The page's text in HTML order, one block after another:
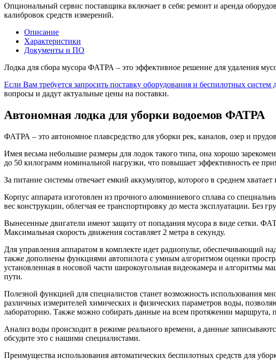
Опциональный сервис поставщика включает в себя: ремонт и аренда
калибровок средств измерений.
Описание
Характеристики
Документы и ПО
Лодка для сбора мусора ФАТРА – это эффективное решение для удаления
Если Вам требуется запросить поставку оборудования и беспилотных
вопросы и дадут актуальные цены на поставки.
Автономная лодка для уборки водоемов ФАТРА
ФАТРА – это автономное плавсредство для уборки рек, каналов, озер и
Имея весьма небольшие размеры для лодок такого типа, она хорошо
до 50 килограмм номинальной нагрузки, что повышает эффективность ее
За питание системы отвечает емкий аккумулятор, которого в среднем
Корпус аппарата изготовлен из прочного алюминиевого сплава со
вес конструкции, облегчая ее транспортировку до места эксплуатации. Без
Вынесенные двигатели имеют защиту от попадания мусора в виде сетки.
Максимальная скорость движения составляет 2 метра в секунду.
Для управления аппаратом в комплекте идет радиопульт, обеспечивающий
также дополнены функциями автопилота с умным алгоритмом оценки
установленная в носовой части широкоугольная видеокамера и алгоритмы
пути.
Полезной функцией для специалистов станет возможность использования
различных измерителей химических и физических параметров воды,
лабораторию. Также можно собирать данные на всем протяжении маршрута,
Анализ воды происходит в режиме реального времени, а данные
обсудите это с нашими специалистами.
Преимущества использования автоматических беспилотных средств для